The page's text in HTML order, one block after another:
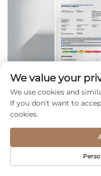
We value your
We use cookies and
If you don't want to
cookies.